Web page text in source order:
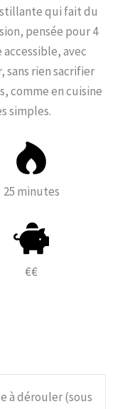
qui fait du
pensée pour 4
avec
sans rien sacrifier
comme en cuisine
simples.
25 minutes
€€
à dérouler (sous